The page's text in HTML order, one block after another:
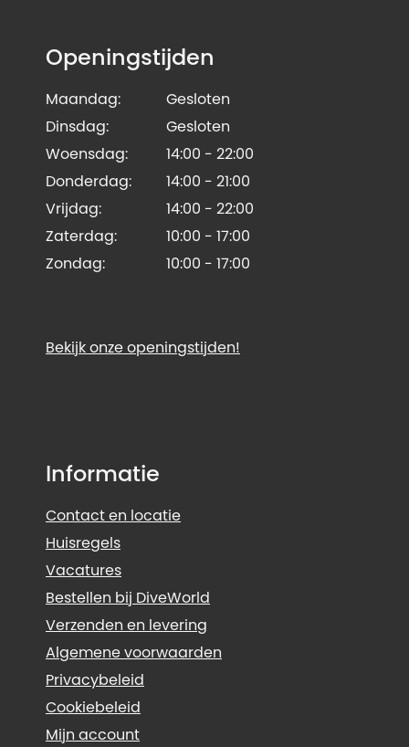
Openingstijden
Maandag:
Gesloten
Dinsdag:
Gesloten
Woensdag:
14:00 - 22:00
Donderdag:
14:00 - 21:00
Vrijdag:
14:00 - 22:00
Zaterdag:
10:00 - 17:00
Zondag:
10:00 - 17:00
Bekijk onze openingstijden!
Informatie
Contact en locatie
Huisregels
Vacatures
Bestellen bij DiveWorld
Verzenden en levering
Algemene voorwaarden
Privacybeleid
Cookiebeleid
Mijn account